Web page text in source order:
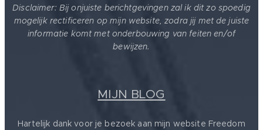
Disclaimer: Bij onjuiste berichtgevingen zal ik dit zo spoedig
mogelijk rectificeren op mijn website, zodra jij met de juiste
informatie komt met onderbouwing van feiten en/of
bewijzen.
MIJN BLOG
Hartelijk dank voor je bezoek aan mijn website Freedom